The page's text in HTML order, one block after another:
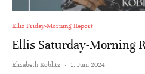
Ellis Friday-Morning Report
Ellis Saturday-Morning
Elisabeth Koblitz · 1. Juni 2024